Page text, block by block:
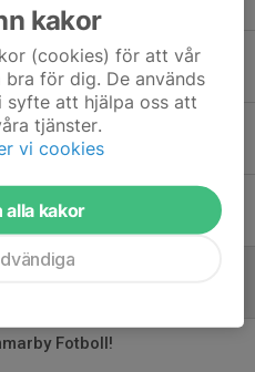
2026
spelare 16-17/6
Fotboll!
kakor
(cookies) för att vår
för dig. De används
syfte att hjälpa oss att
tjänster.
vi cookies
alla kakor